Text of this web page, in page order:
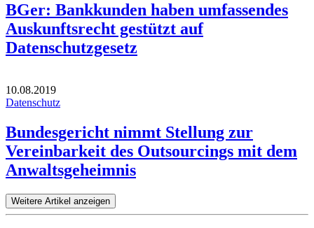
BGer: Bankkunden haben umfassendes
Auskunftsrecht gestützt auf
Datenschutzgesetz
10.08.2019
Datenschutz
Bundesgericht nimmt Stellung zur
Vereinbarkeit des Outsourcings mit dem
Anwaltsgeheimnis
Weitere Artikel anzeigen